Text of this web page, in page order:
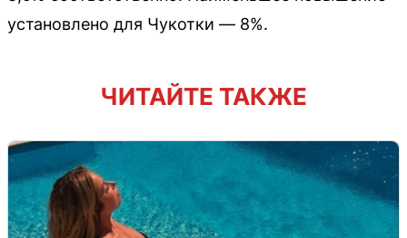
установлено для Чукотки — 8%.
ЧИТАЙТЕ ТАКЖЕ